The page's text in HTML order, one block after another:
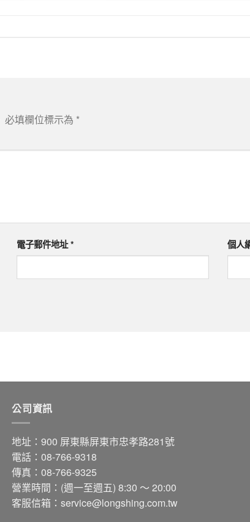
必填欄位標示為 *
電子郵件地址* 個人
公司資訊
地址：900 屏東縣屏東市忠孝路281號
電話：08-766-9318
傳真：08-766-9325
營業時間：(週一至週五) 8:30 ～ 20:00
客服信箱： service@longshing.com.tw